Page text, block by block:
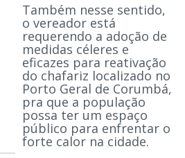
Também nesse sentido,
o vereador está
requerendo a adoção de
medidas céleres e
eficazes para reativação
do chafariz localizado no
Porto Geral de Corumbá,
pra que a população
possa ter um espaço
público para enfrentar o
forte calor na cidade.